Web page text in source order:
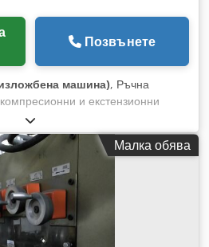
Позвънете
машина), Ръчна
и екстензионни
Aliskr
Малка обява